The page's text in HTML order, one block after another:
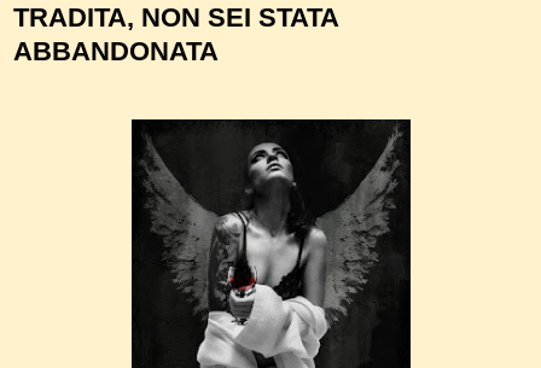
TRADITA, NON SEI STATA
ABBANDONATA